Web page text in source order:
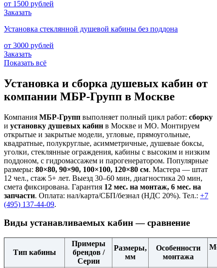
от 1500 рублей
Заказать
Установка стеклянной душевой кабины без поддона
от 3000 рублей
Заказать
Показать всё
Установка и сборка душевых кабин от
компании МБР-Групп в Москве
Компания МБР-Групп выполняет полный цикл работ: сборку
и установку душевых кабин в Москве и МО. Монтируем
открытые и закрытые модели, угловые, прямоугольные,
квадратные, полукруглые, асимметричные, душевые боксы,
уголки, стеклянные ограждения, кабины с высоким и низким
поддоном, с гидромассажем и парогенератором. Популярные
размеры: 80×80, 90×90, 100×100, 120×80 см. Мастера — штат
12 чел., стаж 5+ лет. Выезд 30–60 мин, диагностика 20 мин,
смета фиксирована. Гарантия 12 мес. на монтаж, 6 мес. на
запчасти. Оплата: нал/карта/СБП/безнал (НДС 20%). Тел.: +7
(495) 137-44-09.
Виды устанавливаемых кабин — сравнение
Тип кабины
Примеры
брендов /
Серии
Размеры,
мм
Особенности
монтажа